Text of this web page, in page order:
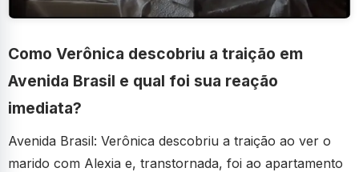
Como Verônica descobriu a traição em
Avenida Brasil e qual foi sua reação
imediata?
Avenida Brasil: Verônica descobriu a traição ao ver o
marido com Alexia e, transtornada, foi ao apartamento